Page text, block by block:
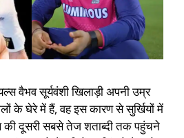
वैभव सूर्यवंशी खिलाड़ी अपनी उम्र
के घेरे में हैं, वह इस कारण से सुर्खियों में
दूसरी सबसे तेज शताब्दी तक पहुंचने